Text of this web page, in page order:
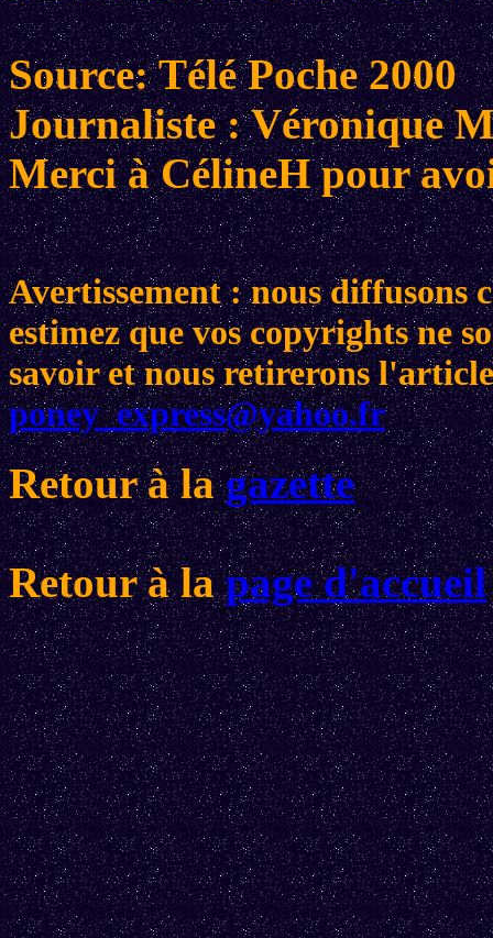
Source: Télé Poche 2000
Journaliste : Véronique
Merci à CélineH pour
Avertissement : nous
estimez que vos copyrights ne
savoir et nous retirerons
poney_express@yahoo.fr
Retour à lagazette
Retour à lapage d'accueil